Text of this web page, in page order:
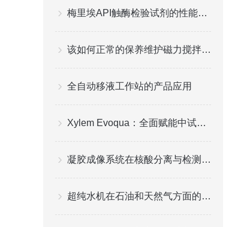
梅里埃API触酶检验试剂的性能评估
该如何正常的保养维护磁力搅拌器？
全自动移液工作站的产品应用
Xylem Evoqua：全面赋能中试平台纯水供水系统，高效稳定助力科研创新！
凝胶成像系统在核酸分离与检测中的革新
超纯水机在石油和天然气方面的应用